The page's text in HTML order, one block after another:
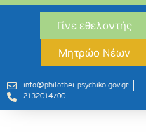
Γίνε εθελοντής
Μητρώο Νέων
info@philothei-psychiko.gov.gr
2132014700